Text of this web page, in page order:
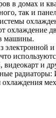
в домах и
так и
охлаждение
машины.
электронной
видеокарт и
радиаторы:
охлаждения